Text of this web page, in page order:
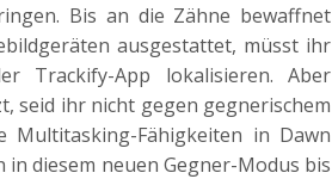
Bis an die Zähne bewaffnet
ausgestattet, müsst ihr
Trackify-App lokalisieren. Aber
seid ihr nicht gegen gegnerischem
Multitasking-Fähigkeiten in Dawn
diesem neuen Gegner-Modus bis